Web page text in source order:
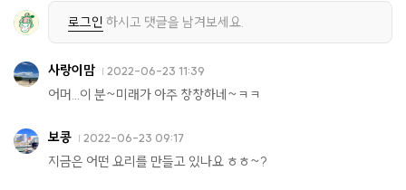
로그인 하시고 댓글을 남겨보세요.
사랑이맘 2022-06-23 11:39
어머...이 분~미래가 아주 창창하네~ㅋㅋ
보콩 2022-06-23 09:17
지금은 어떤 요리를 만들고 있나요 ㅎㅎ~?